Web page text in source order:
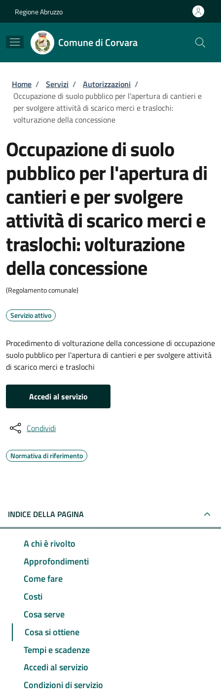
Regione Abruzzo
Comune di Corvara
Briciole di pane
Home / Servizi / Autorizzazioni /
Occupazione di suolo pubblico per l'apertura di cantieri e
per svolgere attività di scarico merci e traslochi:
volturazione della concessione
Occupazione di suolo
pubblico per l'apertura di
cantieri e per svolgere
attività di scarico merci e
traslochi: volturazione
della concessione
(Regolamento comunale)
Servizio attivo
Procedimento di volturazione della concessione di occupazione
suolo pubblico per l'apertura di cantieri e per svolgere attività
di scarico merci e traslochi
Accedi al servizio
Condividi
Normativa di riferimento
INDICE DELLA PAGINA
A chi è rivolto
Approfondimenti
Come fare
Costi
Cosa serve
Cosa si ottiene
Tempi e scadenze
Accedi al servizio
Condizioni di servizio